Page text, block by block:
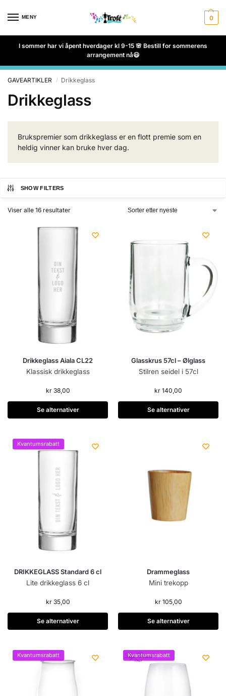
MENY 0
I sommer har vi åpent hverdager kl 9-15 🌸 Bestill for sommerens
arrangement nå😃
GAVEARTIKLER / Drikkeglass
Drikkeglass
Brukspremier som drikkeglass er en flott premie som en
heldig vinner kan bruke hver dag.
SHOW FILTERS
Viser alle 16 resultater
Drikkeglass Aiala CL22
Klassisk drikkeglass
kr38,00
Se alternativer
Glasskrus 57cl – Ølglass
Stilren seidel i 57cl
kr 140,00
Se alternativer
Kvantumsrabatt
DRIKKEGLASS Standard 6 cl
Lite drikkeglass 6 cl
kr35,00
Se alternativer
Drammeglass
Mini trekopp
kr105,00
Se alternativer
Kvantumsrabatt Kvantumsrabatt